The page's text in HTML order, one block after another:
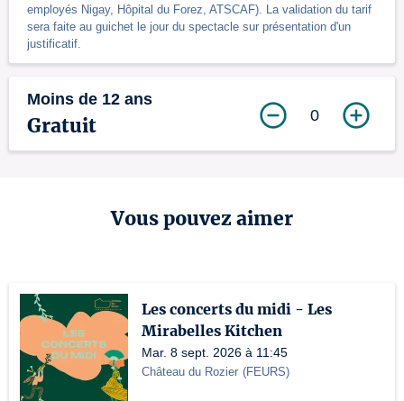
employés Nigay, Hôpital du Forez, ATSCAF). La validation du tarif
sera faite au guichet le jour du spectacle sur présentation d'un
justificatif.
Moins de 12 ans
Gratuit 0
Vous pouvez aimer
Les concerts du midi - Les
Mirabelles Kitchen
Mar. 8 sept. 2026 à 11:45
Château du Rozier (FEURS)